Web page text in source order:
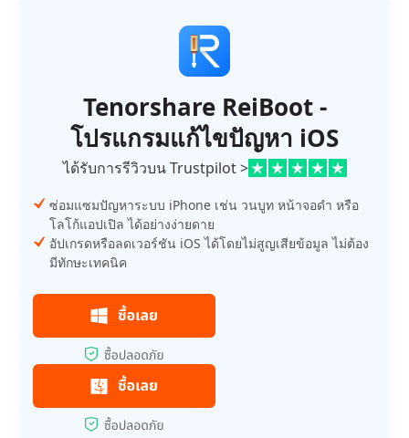
Tenorshare ReiBoot -
โปรแกรมแก้ไขปัญหา iOS
ได้รับการรีวิวบน Trustpilot >
ซ่อมแซมปัญหาระบบ iPhone เช่น วนบูท หน้าจอดำ หรือ
โลโก้แอปเปิล ได้อย่างง่ายดาย
อัปเกรดหรือลดเวอร์ชัน iOS ได้โดยไม่สูญเสียข้อมูล ไม่ต้อง
มีทักษะเทคนิค